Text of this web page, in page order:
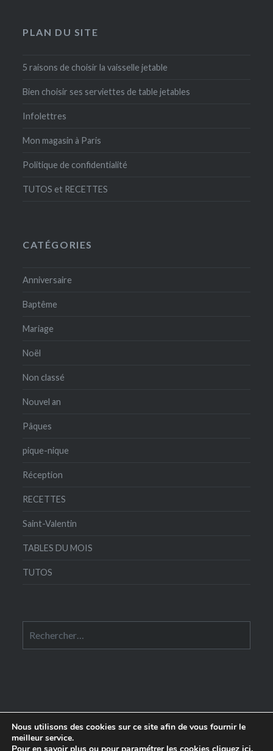
PLAN DU SITE
5 raisons de choisir la vaisselle jetable
Bien choisir ses serviettes de table jetables
Infolettres
Mon magasin à Paris
Politique de confidentialité
TUTOS et RECETTES
CATÉGORIES
Anniversaire
Baptême
Mariage
Noël
Non classé
Nouvel an
Pâques
pique-nique
Réception
RECETTES
Saint-Valentin
TABLES DU MOIS
TUTOS
Nous utilisons des cookies sur ce site afin de vous fournir le
meilleur service.